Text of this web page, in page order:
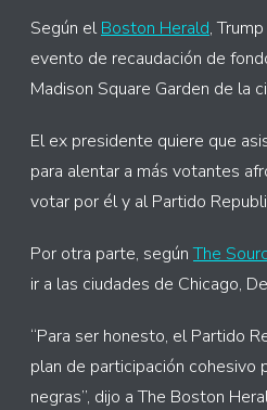
Según elBoston Herald,
evento de recaudación de
Madison Square Garden de la
El ex presidente quiere que
para alentar a más votantes
votar por él y al Partido
Por otra parte, segúnThe
ir a las ciudades de Chicago,
“Para ser honesto, el Partido
plan de participación cohesivo
negras”, dijo a The Boston